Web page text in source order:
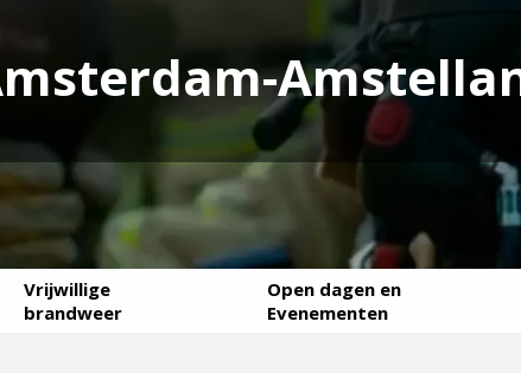
Vrijwillige
brandweer
Open dagen en
Evenementen